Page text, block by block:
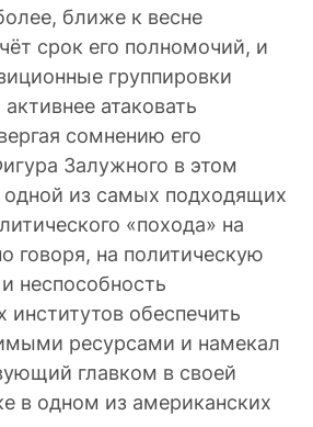
ближе к весне
срок его полномочий, и
группировки
атаковать
сомнению его
Залужного в этом
из самых подходящих
«похода» на
говоря, на политическую
неспособность
институтов обеспечить
ресурсами и намекал
главком в своей
в одном из американских